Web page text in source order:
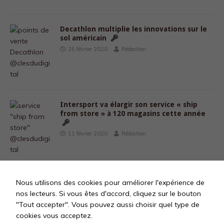
Decathlon multiplie les innovations sur le
sol américain
25 février 2020 Rédaction
Intersport va élargir son service « ship
from store » à 120 magasins cette année
11 février 2020 Rédaction
« 1 … 50 51 52 53 54
… 60 »
Nous utilisons des cookies pour améliorer l'expérience de
nos lecteurs. Si vous êtes d'accord, cliquez sur le bouton
"Tout accepter". Vous pouvez aussi choisir quel type de
cookies vous acceptez.